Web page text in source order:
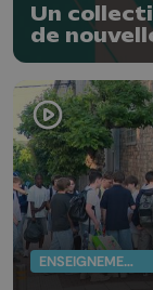
Un
de
réformes
ENSEIGNEMENT